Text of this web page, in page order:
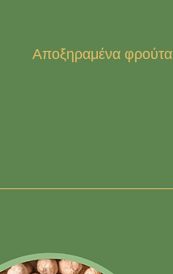
Αποξηραμένα φρούτα